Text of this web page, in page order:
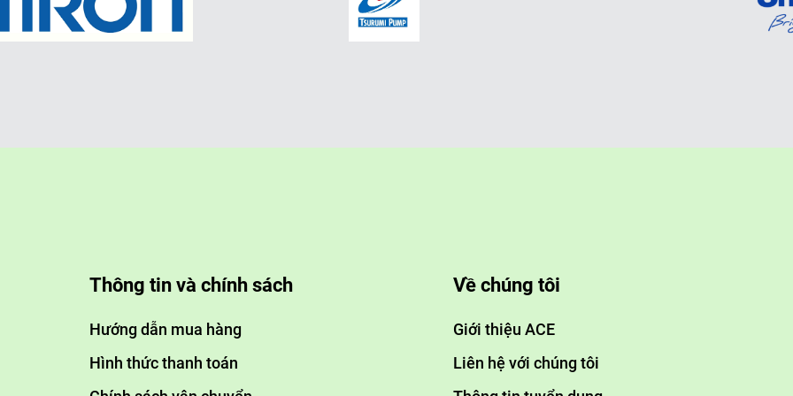
Thông tin và chính sách
Hướng dẫn mua hàng
Hình thức thanh toán
Về chúng tôi
Giới thiệu ACE
Liên hệ với chúng tôi